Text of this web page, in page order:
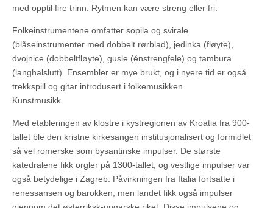
med opptil fire trinn. Rytmen kan være streng eller fri.
Folkeinstrumentene omfatter sopila og svirale
(blåseinstrumenter med dobbelt rørblad), jedinka (fløyte),
dvojnice (dobbeltfløyte), gusle (énstrengfele) og tambura
(langhalslutt). Ensembler er mye brukt, og i nyere tid er også
trekkspill og gitar introdusert i folkemusikken.
Kunstmusikk
Med etableringen av klostre i kystregionen av Kroatia fra 900-
tallet ble den kristne kirkesangen institusjonalisert og formidlet
så vel romerske som bysantinske impulser. De største
katedralene fikk orgler på 1300-tallet, og vestlige impulser var
også betydelige i Zagreb. Påvirkningen fra Italia fortsatte i
renessansen og barokken, men landet fikk også impulser